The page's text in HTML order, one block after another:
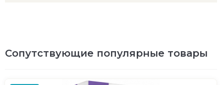
Сопутствующие популярные товары